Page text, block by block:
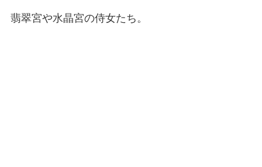
翡翠宮や水晶宮の侍女たち。